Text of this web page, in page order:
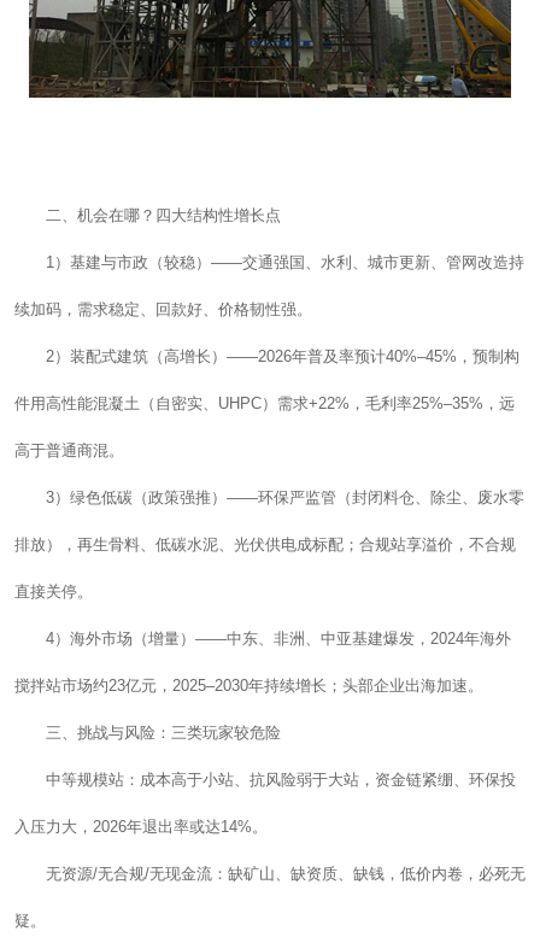
二、机会在哪？四大结构性增长点
1）基建与市政（较稳）——交通强国、水利、城市更新、管网改造持
续加码，需求稳定、回款好、价格韧性强。
2）装配式建筑（高增长）——2026年普及率预计40%–45%，预制构
件用高性能混凝土（自密实、UHPC）需求+22%，毛利率25%–35%，远
高于普通商混。
3）绿色低碳（政策强推）——环保严监管（封闭料仓、除尘、废水零
排放），再生骨料、低碳水泥、光伏供电成标配；合规站享溢价，不合规
直接关停。
4）海外市场（增量）——中东、非洲、中亚基建爆发，2024年海外
搅拌站市场约23亿元，2025–2030年持续增长；头部企业出海加速。
三、挑战与风险：三类玩家较危险
中等规模站：成本高于小站、抗风险弱于大站，资金链紧绷、环保投
入压力大，2026年退出率或达14%。
无资源/无合规/无现金流：缺矿山、缺资质、缺钱，低价内卷，必死无
疑。